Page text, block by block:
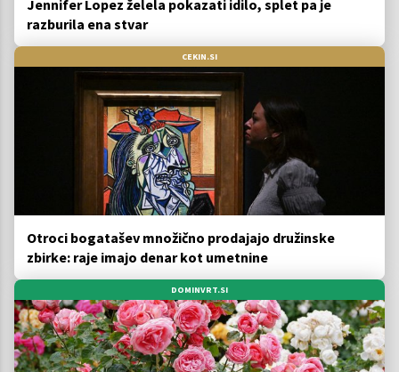
Jennifer Lopez želela pokazati idilo, splet pa je
razburila ena stvar
CEKIN.SI
Otroci bogatašev množično prodajajo družinske
zbirke: raje imajo denar kot umetnine
DOMINVRT.SI